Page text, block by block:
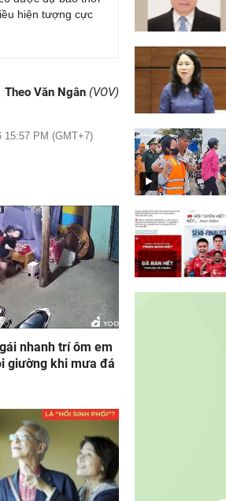
hiện tượng cực
Theo Văn Ngân (VOV)
15:57 PM (GMT+7)
nhanh trí ôm em
giường khi mưa đá